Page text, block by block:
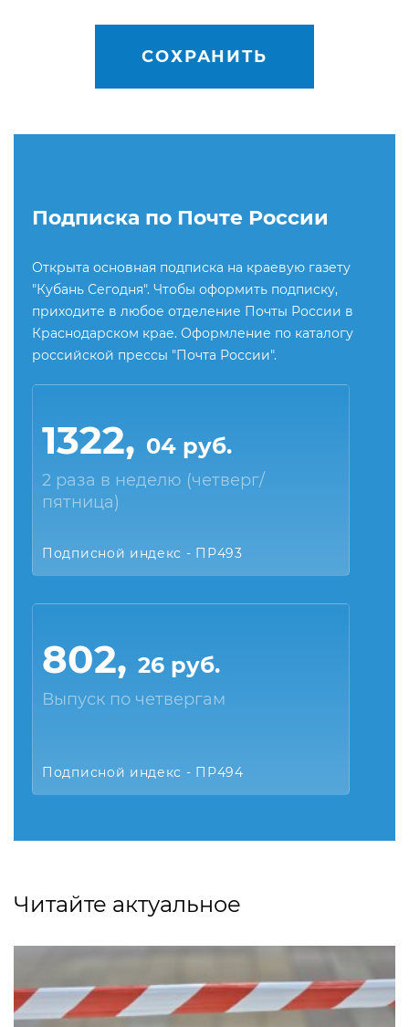
СОХРАНИТЬ
Подписка по Почте России
Открыта основная подписка на краевую газету
"Кубань Сегодня". Чтобы оформить подписку,
приходите в любое отделение Почты России в
Краснодарском крае. Оформление по каталогу
российской прессы "Почта России".
1322, 04 руб.
2 раза в неделю (четверг/
пятница)
Подписной индекс - ПР493
802, 26 руб.
Выпуск по четвергам
Подписной индекс - ПР494
Читайте актуальное